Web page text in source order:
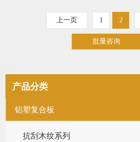
上一页 1 2
产品分类
铝塑复合板
抗刮木纹系列